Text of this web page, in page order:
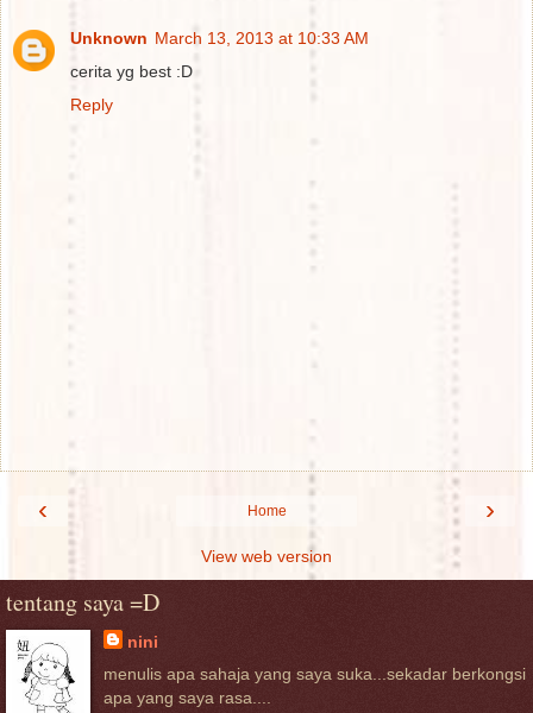
Unknown March 13, 2013 at 10:33 AM
cerita yg best :D
Reply
‹ ›
Home
View web version
tentang saya =D
nini
menulis apa sahaja yang saya suka...sekadar berkongsi
apa yang saya rasa....